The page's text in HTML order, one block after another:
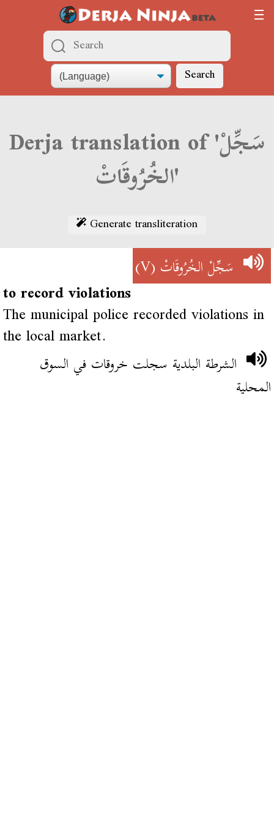
Search
Derja translation of 'سَجِّلْ
الخُرُوقَاتْ'
Generate transliteration
سَجِّلْ الخُرُوقَاتْ(V)
to record violations
The municipal police recorded violations in
the local market.
الشرطة البلدية سجلت خروقات في السوق
المحلية